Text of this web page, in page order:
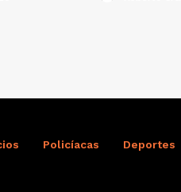
Policíacas Deportes